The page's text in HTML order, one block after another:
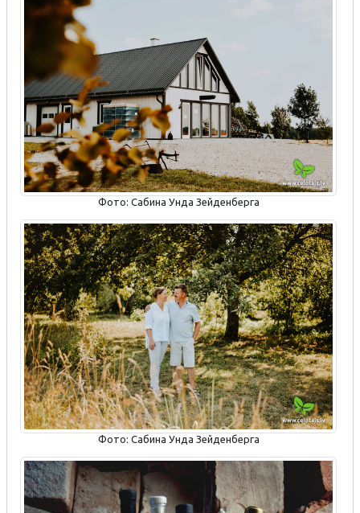
Фото: Сабина Унда Зейденберга
Фото: Сабина Унда Зейденберга